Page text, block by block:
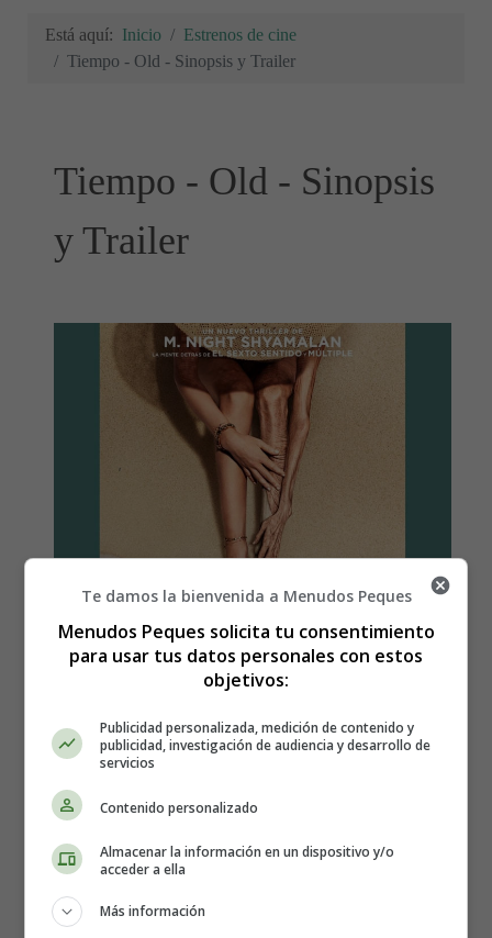
Está aquí: Inicio
Estrenos de cine
Tiempo - Old - Sinopsis y Trailer
Tiempo - Old - Sinopsis
y Trailer
Estreno en España de la
película, Tiempo - Sinopsis y
Te damos la bienvenida a Menudos Peques
Menudos Peques solicita tu consentimiento
para usar tus datos personales con estos
objetivos:
Publicidad personalizada, medición de contenido y
publicidad, investigación de audiencia y desarrollo de
servicios
Contenido personalizado
Almacenar la información en un dispositivo y/o
acceder a ella
Más información